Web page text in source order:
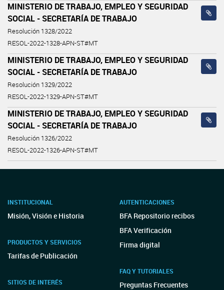
MINISTERIO DE TRABAJO, EMPLEO Y SEGURIDAD
SOCIAL - SECRETARÍA DE TRABAJO
Resolución 1328/2022
RESOL-2022-1328-APN-ST#MT
MINISTERIO DE TRABAJO, EMPLEO Y SEGURIDAD
SOCIAL - SECRETARÍA DE TRABAJO
Resolución 1329/2022
RESOL-2022-1329-APN-ST#MT
MINISTERIO DE TRABAJO, EMPLEO Y SEGURIDAD
SOCIAL - SECRETARÍA DE TRABAJO
Resolución 1326/2022
RESOL-2022-1326-APN-ST#MT
INSTITUCIONAL
Misión, Visión e Historia
PRODUCTOS Y SERVICIOS
Tarifas de Publicación
SITIOS DE INTERÉS
AUTENTICACIONES
BFA Repositorio recibos
BFA Verificación
Firma digital
FAQ Y TUTORIALES
Preguntas Frecuentes